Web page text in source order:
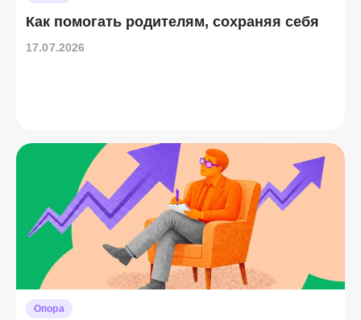
Как помогать родителям, сохраняя себя
17.07.2026
Опора